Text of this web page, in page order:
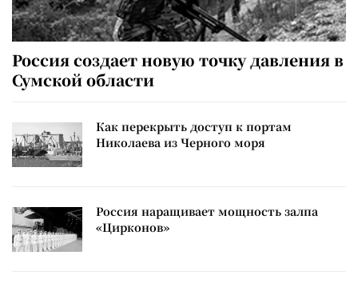
Россия создает новую точку давления в
Сумской области
Как перекрыть доступ к портам
Николаева из Черного моря
Россия наращивает мощность залпа
«Цирконов»